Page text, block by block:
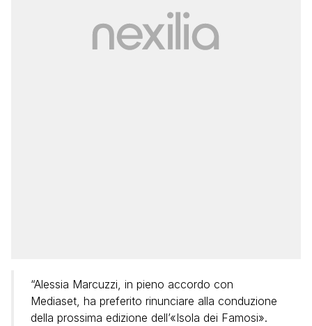
“Alessia Marcuzzi, in pieno accordo con
Mediaset, ha preferito rinunciare alla conduzione
della prossima edizione dell’«Isola dei Famosi».